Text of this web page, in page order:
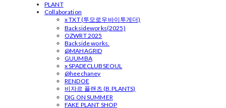
PLANT
Collaboration
x TXT (투모로우바이투게더)
Backsideworks(2025)
OZWRT 2025
Backside works.
@MAHAGRID
GUUMBA
x SPADECLUBSEOUL
@heechaney
RENDOE
비자르 플랜츠 (B.PLANTS)
DIG ON SUMMER
FAKE PLANT SHOP